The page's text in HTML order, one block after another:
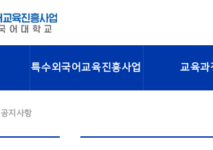
특수외국어교육진흥사업 교육과
공지사항